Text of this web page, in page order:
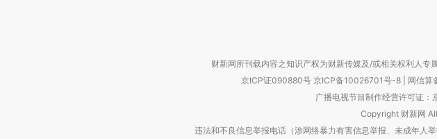
财新网所刊载内容之知识产权为财新传媒及/或相关权利人专
京ICP证090880号 京ICP备10026701号-8 网信算
广播电视节目制作经营许可证：
Copyright 财新网
违法和不良信息举报电话（涉网络暴力有害信息举报、未成年